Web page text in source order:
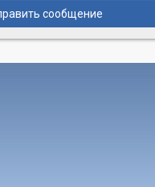
сообщение